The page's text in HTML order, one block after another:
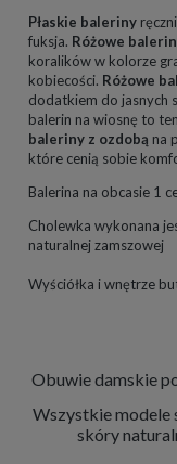
Płaskie baleriny
fuksja. Różowe
koralików w kolorze
kobiecości. Różowe
dodatkiem do jasnych
balerin na wiosnę to
baleriny z ozdobą na
które cenią sobie
Balerina na obcasie 1
Cholewka wykonana
naturalnej zamszowej
Wyściółka i wnętrze
Obuwie damskie
Wszystkie modele
skóry